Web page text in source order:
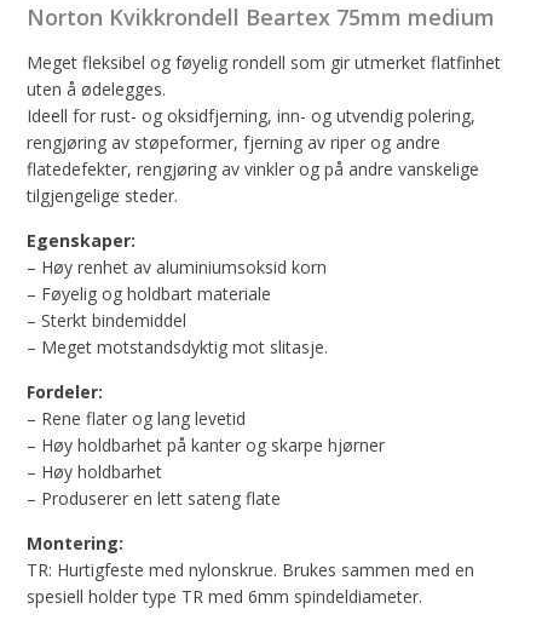
Norton Kvikkrondell Beartex 75mm medium
Meget fleksibel og føyelig rondell som gir utmerket flatfinhet
uten å ødelegges.
Ideell for rust- og oksidfjerning, inn- og utvendig polering,
rengjøring av støpeformer, fjerning av riper og andre
flatedefekter, rengjøring av vinkler og på andre vanskelige
tilgjengelige steder.
Egenskaper:
– Høy renhet av aluminiumsoksid korn
– Føyelig og holdbart materiale
– Sterkt bindemiddel
– Meget motstandsdyktig mot slitasje.
Fordeler:
– Rene flater og lang levetid
– Høy holdbarhet på kanter og skarpe hjørner
– Høy holdbarhet
– Produserer en lett sateng flate
Montering:
TR: Hurtigfeste med nylonskrue. Brukes sammen med en
spesiell holder type TR med 6mm spindeldiameter.